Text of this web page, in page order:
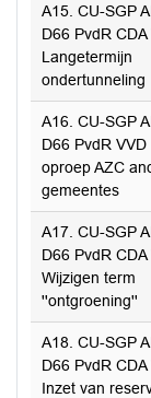
A15. CU-SGP
D66 PvdR CDA
Langetermijn
ondertunneling
A16. CU-SGP
D66 PvdR VVD
oproep AZC
gemeentes
A17. CU-SGP
D66 PvdR CDA
Wijzigen term
''ontgroening''
A18. CU-SGP
D66 PvdR CDA
Inzet van